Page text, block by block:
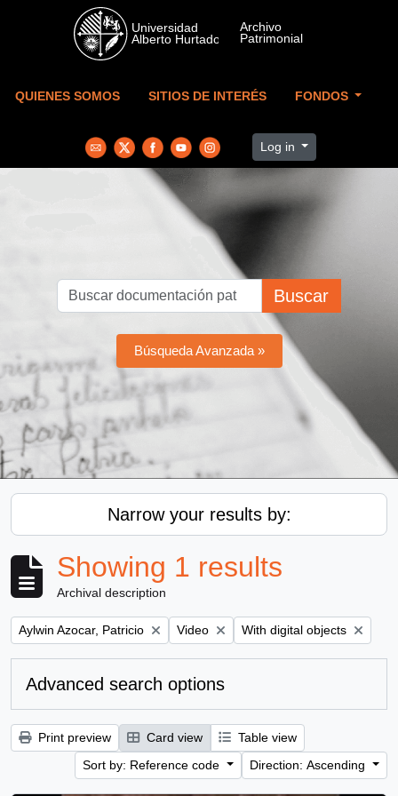
Skip to main content
QUIENES SOMOS SITIOS DE INTERÉS FONDOS
Log in
Buscar
Búsqueda Avanzada »
Narrow your results by:
Showing 1 results
Archival description
Remove filter:
Aylwin Azocar, Patricio Remove filter:
Video Remove filter:
With digital objects
Advanced search options
Print preview Card view
Table view
Sort by: Reference code
Direction: Ascending